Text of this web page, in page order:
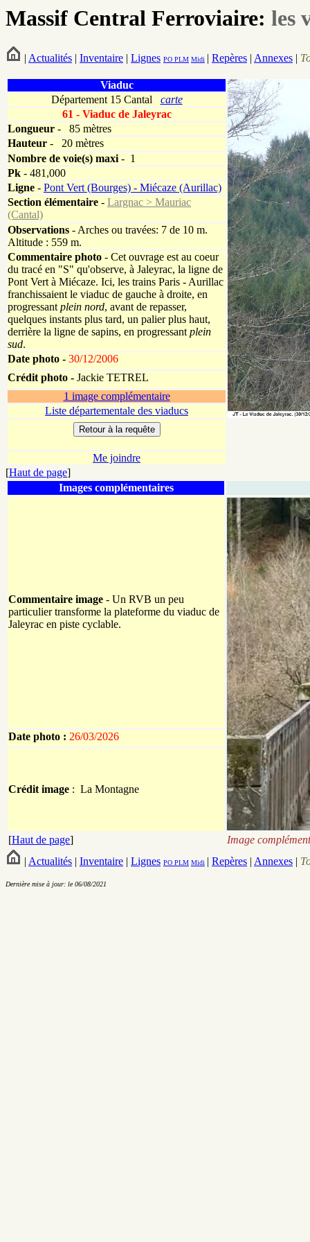
Massif Central Ferroviaire: les
| Actualités | Inventaire | Lignes PO PLM Midi | Repères | Annexes |
Viaduc
Département 15 Cantal carte
61 - Viaduc de Jaleyrac
Longueur -
85 mètres
Hauteur -
20 mètres
Nombre de voie(s) maxi- 1
Pk - 481,000
Ligne - Pont Vert (Bourges) - Miécaze (Aurillac)
Section élémentaire - Largnac > Mauriac
(Cantal)
Observations - Arches ou travées: 7 de 10 m.
Altitude : 559 m.
Commentaire photo - Cet ouvrage est au coeur
du tracé en "S" qu'observe, à Jaleyrac, la ligne de
Pont Vert à Miécaze. Ici, les trains Paris - Aurillac
franchissaient le viaduc de gauche à droite, en
progressantplein nord, avant de repasser,
quelques instants plus tard, un palier plus haut,
derrière la ligne de sapins, en progressantplein
sud.
Date photo - 30/12/2006
Crédit photo - Jackie TETREL
1 image complémentaire
Liste départementale des viaducs
Me joindre
[Haut de page]
Images complémentaires
Commentaire image - Un RVB un peu
particulier transforme la plateforme du viaduc de
Jaleyrac en piste cyclable.
Date photo : 26/03/2026
Crédit image : La Montagne
[Haut de page]
Image
| Actualités | Inventaire | Lignes PO PLM Midi | Repères | Annexes |
Dernière mise à jour: le 06/08/2021